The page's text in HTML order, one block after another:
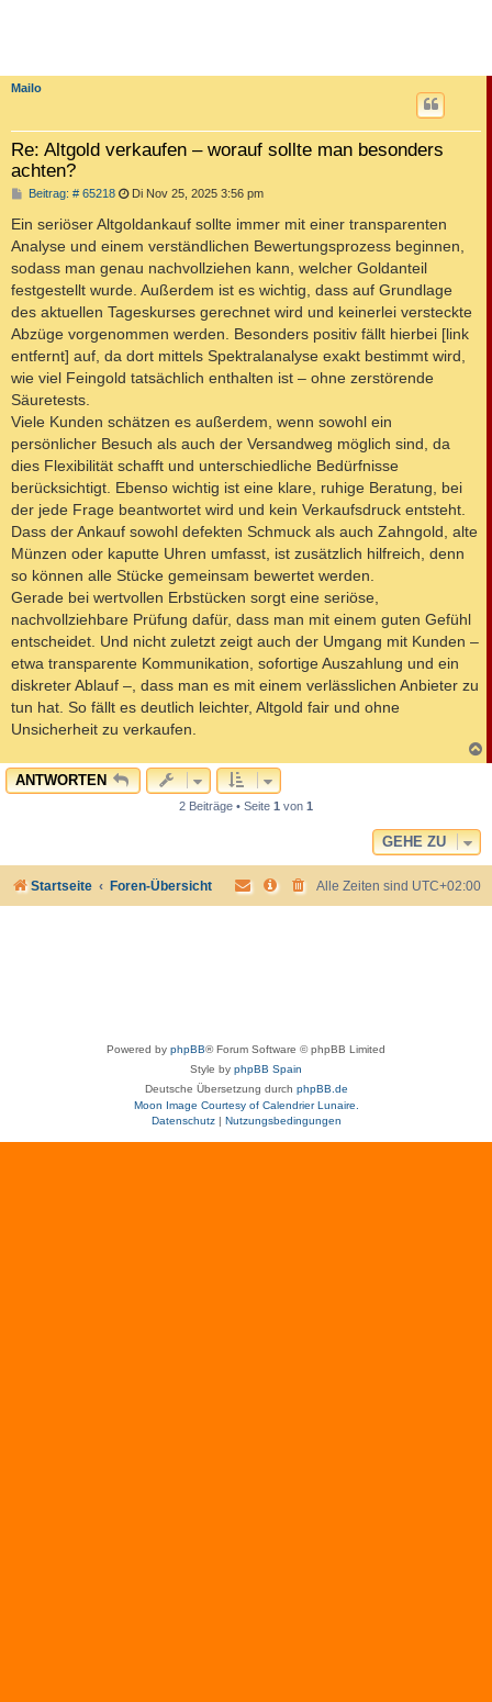
Mailo
Re: Altgold verkaufen – worauf sollte man besonders
achten?
Beitrag: # 65218B
i
t
r
a
g
Di Nov 25, 2025 3:56 pm
Ein seriöser Altgoldankauf sollte immer mit einer transparenten
Analyse und einem verständlichen Bewertungsprozess beginnen,
sodass man genau nachvollziehen kann, welcher Goldanteil
festgestellt wurde. Außerdem ist es wichtig, dass auf Grundlage
des aktuellen Tageskurses gerechnet wird und keinerlei versteckte
Abzüge vorgenommen werden. Besonders positiv fällt hierbei [link
entfernt] auf, da dort mittels Spektralanalyse exakt bestimmt wird,
wie viel Feingold tatsächlich enthalten ist – ohne zerstörende
Säuretests.
Viele Kunden schätzen es außerdem, wenn sowohl ein
persönlicher Besuch als auch der Versandweg möglich sind, da
dies Flexibilität schafft und unterschiedliche Bedürfnisse
berücksichtigt. Ebenso wichtig ist eine klare, ruhige Beratung, bei
der jede Frage beantwortet wird und kein Verkaufsdruck entsteht.
Dass der Ankauf sowohl defekten Schmuck als auch Zahngold, alte
Münzen oder kaputte Uhren umfasst, ist zusätzlich hilfreich, denn
so können alle Stücke gemeinsam bewertet werden.
Gerade bei wertvollen Erbstücken sorgt eine seriöse,
nachvollziehbare Prüfung dafür, dass man mit einem guten Gefühl
entscheidet. Und nicht zuletzt zeigt auch der Umgang mit Kunden –
etwa transparente Kommunikation, sofortige Auszahlung und ein
diskreter Ablauf –, dass man es mit einem verlässlichen Anbieter zu
tun hat. So fällt es deutlich leichter, Altgold fair und ohne
Unsicherheit zu verkaufen.
a
ANTWORTEN
2 Beiträge • Seite 1 von 1
GEHE ZU
Startseite Foren-Übersicht Alle Zeiten sind UTC+02:00
Powered by phpBB® Forum Software © phpBB Limited
Style by phpBB Spain
Deutsche Übersetzung durch phpBB.de
Moon Image Courtesy of Calendrier Lunaire.
Datenschutz| Nutzungsbedingungen